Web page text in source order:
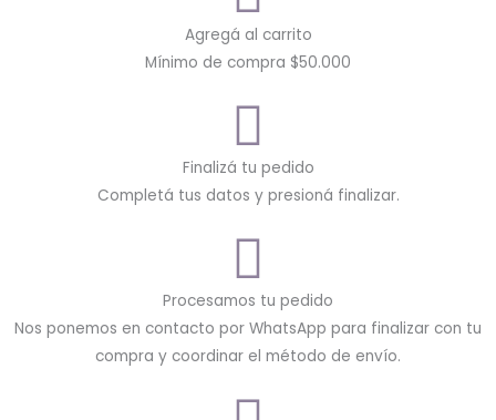
Agregá al carrito
Mínimo de compra $50.000
Finalizá tu pedido
Completá tus datos y presioná finalizar.
Procesamos tu pedido
Nos ponemos en contacto por WhatsApp para finalizar con tu
compra y coordinar el método de envío.